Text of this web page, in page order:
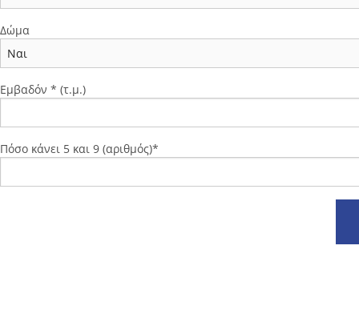
Δώμα
Εμβαδόν * (τ.μ.)
Πόσο κάνει 5 και 9 (αριθμός)*